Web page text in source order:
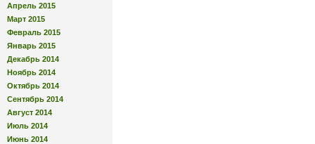
Апрель 2015
Март 2015
Февраль 2015
Январь 2015
Декабрь 2014
Ноябрь 2014
Октябрь 2014
Сентябрь 2014
Август 2014
Июль 2014
Июнь 2014